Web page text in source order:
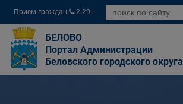
Прием граждан
2-29-
04
БЕЛОВО
Портал Администрации
Беловского городского округа